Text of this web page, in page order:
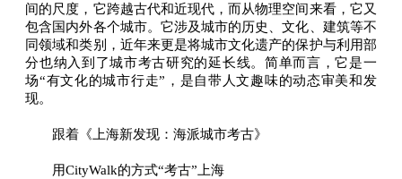
间的尺度，它跨越古代和近现代，而从物理空间来看，它又
包含国内外各个城市。它涉及城市的历史、文化、建筑等不
同领域和类别，近年来更是将城市文化遗产的保护与利用部
分也纳入到了城市考古研究的延长线。简单而言，它是一
场“有文化的城市行走”，是自带人文趣味的动态审美和发
现。
跟着《上海新发现：海派城市考古》
用CityWalk的方式“考古”上海